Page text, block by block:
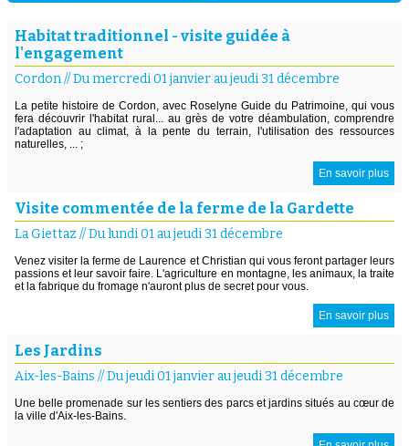
Habitat traditionnel - visite guidée à
l'engagement
Cordon//Du mercredi 01 janvier au jeudi 31 décembre
La petite histoire de Cordon, avec Roselyne Guide du Patrimoine, qui vous
fera découvrir l'habitat rural... au grès de votre déambulation, comprendre
l'adaptation au climat, à la pente du terrain, l'utilisation des ressources
naturelles, ... ;
En savoir plus
Visite commentée de la ferme de la Gardette
La Giettaz //Du lundi 01 au jeudi 31 décembre
Venez visiter la ferme de Laurence et Christian qui vous feront partager leurs
passions et leur savoir faire. L'agriculture en montagne, les animaux, la traite
et la fabrique du fromage n'auront plus de secret pour vous.
En savoir plus
Les Jardins
Aix-les-Bains //Du jeudi 01 janvier au jeudi 31 décembre
Une belle promenade sur les sentiers des parcs et jardins situés au cœur de
la ville d'Aix-les-Bains.